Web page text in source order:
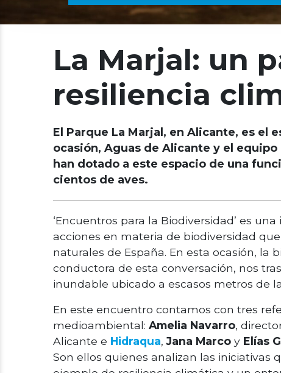
La Marjal: un
resiliencia
El Parque La Marjal, en Alicante, es el
ocasión, Aguas de Alicante y el
han dotado a este espacio de una
cientos de aves.
‘Encuentros para la Biodiversidad’ es
acciones en materia de biodiversidad
naturales de España. En esta ocasión, la
conductora de esta conversación, nos
inundable ubicado a escasos metros de
En este encuentro contamos con tres
medioambiental: Amelia Navarro,
Alicante e Hidraqua,Jana Marco y Elías
Son ellos quienes analizan las iniciativas